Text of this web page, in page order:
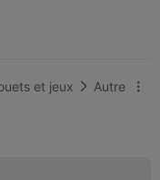
et jeux  Autre 